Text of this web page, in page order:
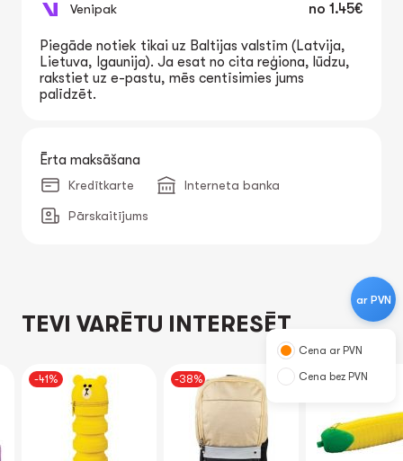
Venipak no 1.45€
Piegāde notiek tikai uz Baltijas valstīm (Latvija,
Lietuva, Igaunija). Ja esat no cita reģiona, lūdzu,
rakstiet uz e-pastu, mēs centīsimies jums
palīdzēt.
Ērta maksāšana
Kredītkarte Interneta banka
Pārskaitījums
TEVI VARĒTU INTERESĒT
-41% -38% -40%
ar PVN
Cena ar PVN
Cena bez PVN